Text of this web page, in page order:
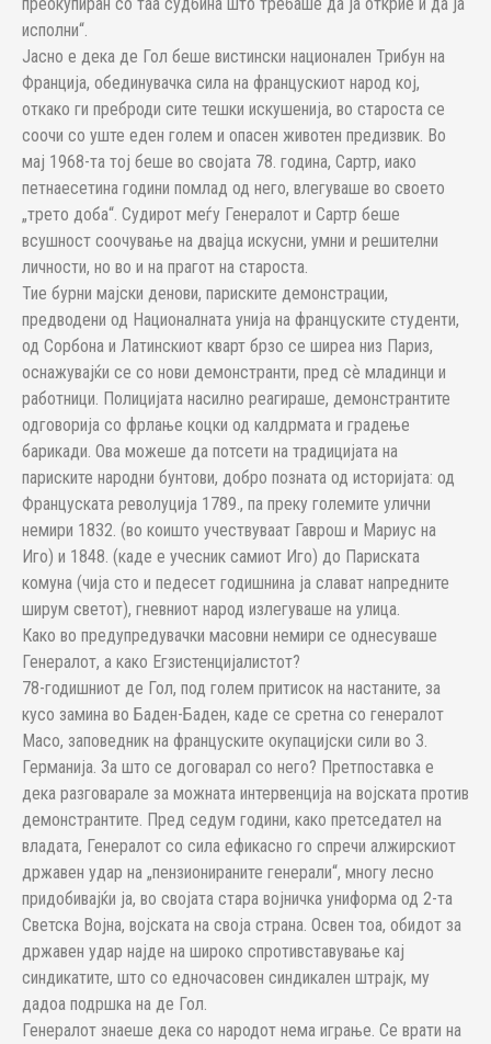
исполни“.
Јасно е дека де Гол беше вистински национален Трибун на
Франција, обединувачка сила на францускиот народ кој,
откако ги преброди сите тешки искушенија, во староста се
соочи со уште еден голем и опасен животен предизвик. Во
мај 1968-та тој беше во својата 78. година, Сартр, иако
петнаесетина години помлад од него, влегуваше во своето
„трето доба“. Судирот меѓу Генералот и Сартр беше
всушност соочување на двајца искусни, умни и решителни
личности, но во и на прагот на староста.
Тие бурни мајски денови, париските демонстрации,
предводени од Националната унија на француските студенти,
од Сорбона и Латинскиот кварт брзо се ширеа низ Париз,
оснажувајќи се со нови демонстранти, пред сѐ младинци и
работници. Полицијата насилно реагираше, демонстрантите
одговорија со фрлање коцки од калдрмата и градење
барикади. Ова можеше да потсети на традицијата на
париските народни бунтови, добро позната од историјата: од
Француската револуција 1789., па преку големите улични
немири 1832. (во коишто учествуваат Гаврош и Мариус на
Иго) и 1848. (каде е учесник самиот Иго) до Париската
комуна (чија сто и педесет годишнина ја слават напредните
ширум светот), гневниот народ излегуваше на улица.
Како во предупредувачки масовни немири се однесуваше
Генералот, а како Егзистенцијалистот?
78-годишниот де Гол, под голем притисок на настаните, за
кусо замина во Баден-Баден, каде се сретна со генералот
Масо, заповедник на француските окупацијски сили во З.
Германија. За што се договарал со него? Претпоставка е
дека разговарале за можната интервенција на војската против
демонстрантите. Пред седум години, како претседател на
владата, Генералот со сила ефикасно го спречи алжирскиот
државен удар на „пензионираните генерали“, многу лесно
придобивајќи ја, во својата стара војничка униформа од 2-та
Светска Војна, војската на своја страна. Освен тоа, обидот за
државен удар најде на широко спротивставување кај
синдикатите, што со едночасовен синдикален штрајк, му
дадоа подршка на де Гол.
Генералот знаеше дека со народот нема играње. Се врати на